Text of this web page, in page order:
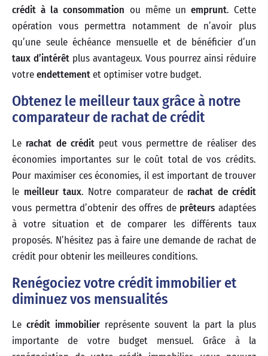
crédit à la consommation ou même un emprunt. Cette
opération vous permettra notamment de n’avoir plus
qu’une seule échéance mensuelle et de bénéficier d’un
taux d’intérêt plus avantageux. Vous pourrez ainsi réduire
votreendettement et optimiser votre budget.
Obtenez le meilleur taux grâce à notre
comparateur de rachat de crédit
Le rachat de créditpeut vous permettre de réaliser des
économies importantes sur le coût total de vos crédits.
Pour maximiser ces économies, il est important de trouver
le meilleur taux. Notre comparateur de rachat de crédit
vous permettra d’obtenir des offres de prêteurs adaptées
à votre situation et de comparer les différents taux
proposés. N’hésitez pas à faire une demande de rachat de
crédit pour obtenir les meilleures conditions.
Renégociez votre crédit immobilier et
diminuez vos mensualités
Lecrédit immobilier représente souvent la part la plus
importante de votre budget mensuel. Grâce à la